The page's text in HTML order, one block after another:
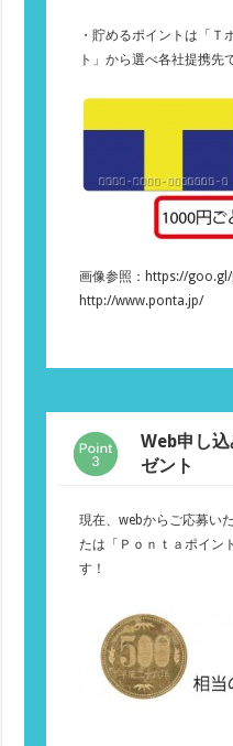
・貯めるポイントは「Ｔ
ト」から選べ各社提携先
画像参照：https://goo.gl/
http://www.ponta.jp/
Web申し
ゼント
現在、webからご応募い
たは「Ｐｏｎｔａポイン
す！